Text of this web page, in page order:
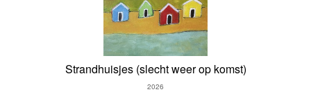
Strandhuisjes (slecht weer op komst)
2026